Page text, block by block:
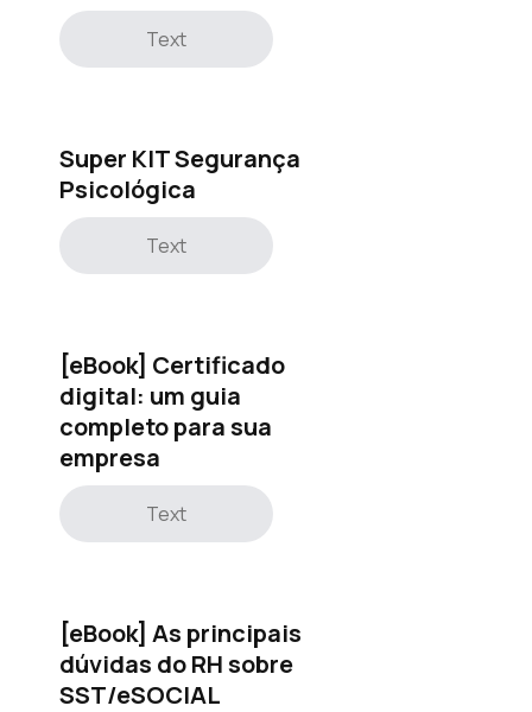
Text
Super KIT Segurança
Psicológica
Text
[eBook] Certificado
digital: um guia
completo para sua
empresa
Text
[eBook] As principais
dúvidas do RH sobre
SST/eSOCIAL